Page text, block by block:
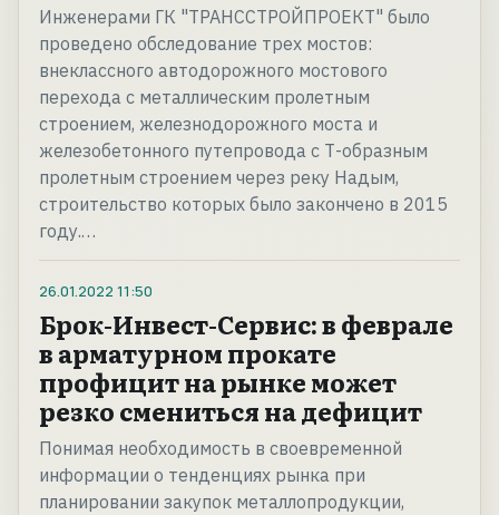
Инженерами ГК "ТРАНССТРОЙПРОЕКТ" было
проведено обследование трех мостов:
внеклассного автодорожного мостового
перехода с металлическим пролетным
строением, железнодорожного моста и
железобетонного путепровода с Т-образным
пролетным строением через реку Надым,
строительство которых было закончено в 2015
году.…
26.01.2022 11:50
Брок-Инвест-Сервис: в феврале
в арматурном прокате
профицит на рынке может
резко смениться на дефицит
Понимая необходимость в своевременной
информации о тенденциях рынка при
планировании закупок металлопродукции,